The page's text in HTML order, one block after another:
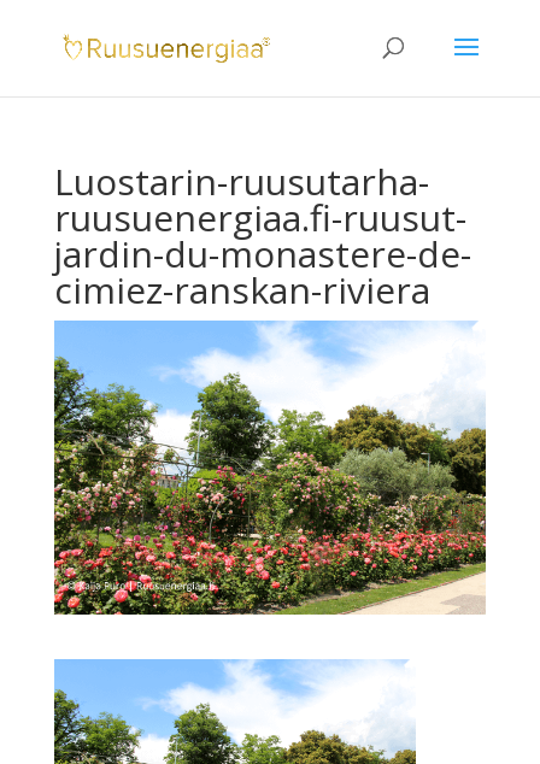
Luostarin-ruusutarha-
ruusuenergiaa.fi-ruusut-
jardin-du-monastere-de-
cimiez-ranskan-riviera